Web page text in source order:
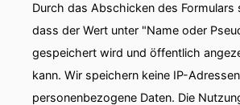
Durch das Abschicken des Formulars
dass der Wert unter "Name oder
gespeichert wird und öffentlich
kann. Wir speichern keine IP-
personenbezogene Daten. Die